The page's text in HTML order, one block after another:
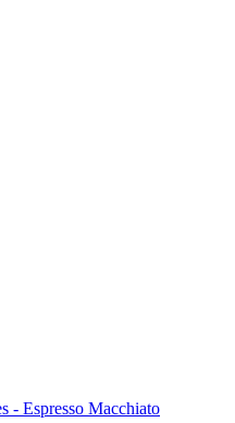
- Espresso Macchiato